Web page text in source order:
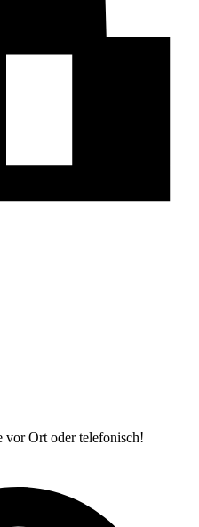
vor Ort oder telefonisch!